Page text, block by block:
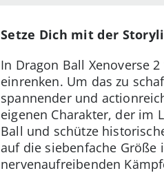
Setze Dich mit der
In Dragon Ball Xenoverse
einrenken. Um das zu
spannender und
eigenen Charakter, der im
Ball und schütze
auf die siebenfache Größe
nervenaufreibenden